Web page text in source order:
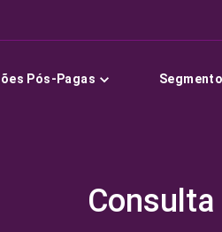
Pós-Pagas
Consulta